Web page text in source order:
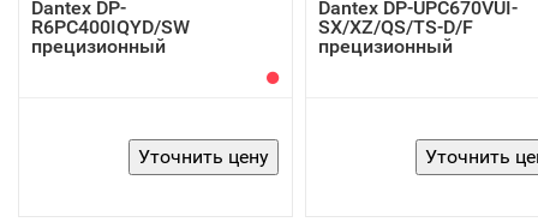
Dantex DP-
R6PC400IQYD/SW
прецизионный
Dantex DP-UPC670VUI-
SX/XZ/QS/TS-D/F
прецизионный